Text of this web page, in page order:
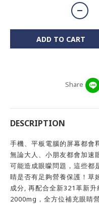
ADD TO CART
Share
DESCRIPTION
手機、平板電腦的屏幕都會
無論大人、小朋友都會加速
可能造成眼矇問題，這些都
睛是否有足夠營養保護！
成分, 再配合全新321革新
2000mg，全方位補充眼睛